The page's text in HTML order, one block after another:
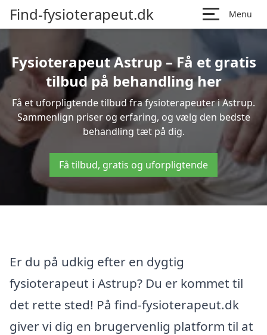
Find-fysioterapeut.dk Menu
Fysioterapeut Astrup – Få et gratis
tilbud på behandling her
Få et uforpligtende tilbud fra fysioterapeuter i Astrup.
Sammenlign priser og erfaring, og vælg den bedste
behandling tæt på dig.
Få tilbud, gratis og uforpligtende
Er du på udkig efter en dygtig
fysioterapeut i Astrup? Du er kommet til
det rette sted! På find-fysioterapeut.dk
giver vi dig en brugervenlig platform til at